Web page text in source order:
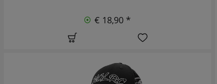
€ 18,90 *